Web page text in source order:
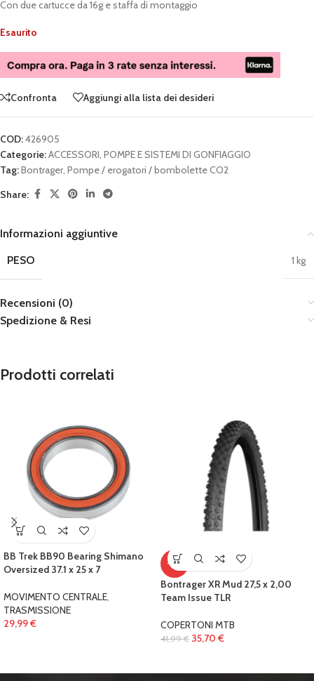
Con due cartucce da 16g e staffa di montaggio
Esaurito
Confronta Aggiungi alla lista dei desideri
COD:426905
Categorie:ACCESSORI, POMPE E SISTEMI DI GONFIAGGIO
Tag:Bontrager, Pompe / erogatori / bombolette CO2
Share:
Informazioni aggiuntive
PESO
1 kg
Recensioni (0)
Spedizione & Resi
Prodotti correlati
BB Trek BB90 Bearing Shimano
Oversized 37.1 x 25 x 7
MOVIMENTO CENTRALE,
TRASMISSIONE
29,99€
-15%
Bontrager XR Mud 27,5 x 2,00
Team Issue TLR
COPERTONI MTB
41,99€ 35,70 €